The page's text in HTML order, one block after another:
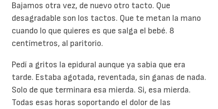
Bajamos otra vez, de nuevo otro tacto. Que
desagradable son los tactos. Que te metan la mano
cuando lo que quieres es que salga el bebé. 8
centímetros, al paritorio.
Pedí a gritos la epidural aunque ya sabia que era
tarde. Estaba agotada, reventada, sin ganas de nada.
Solo de que terminara esa mierda. Si, esa mierda.
Todas esas horas soportando el dolor de las